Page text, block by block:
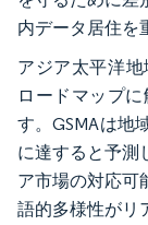
内データ居住を
アジア太平洋
ロードマップに
す。GSMAは地
に達すると予測
ア市場の対応可
語的多様性がリ